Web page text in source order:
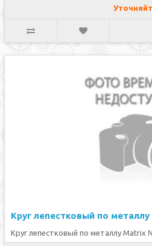
Круг лепестковый по
Круг лепестковый по металлу Matrix